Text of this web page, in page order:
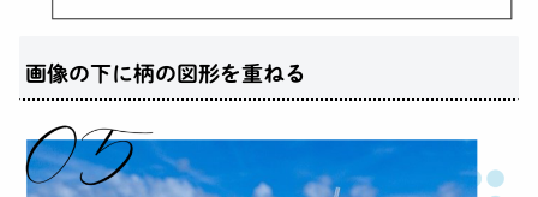
画像の下に柄の図形を重ねる